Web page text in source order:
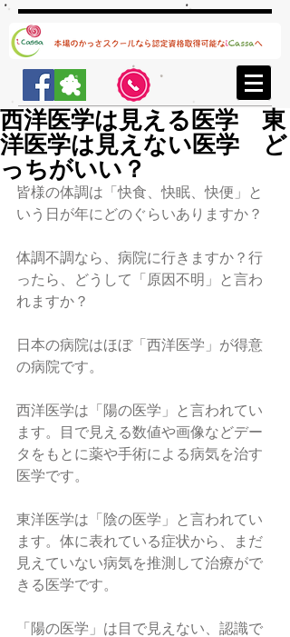
西洋医学は見える医学 東
洋医学は見えない医学 ど
っちがいい？
皆様の体調は「快食、快眠、快便」と
いう日が年にどのぐらいありますか？
体調不調なら、病院に行きますか？行
ったら、どうして「原因不明」と言わ
れますか？
日本の病院はほぼ「西洋医学」が得意
の病院です。
西洋医学は「陽の医学」と言われてい
ます。目で見える数値や画像などデー
タをもとに薬や手術による病気を治す
医学です。
東洋医学は「陰の医学」と言われてい
ます。体に表れている症状から、まだ
見えていない病気を推測して治療がで
きる医学です。
「陽の医学」は目で見えない、認識で